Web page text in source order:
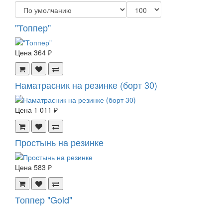
"Топпер"
Цена 364 ₽
Наматрасник на резинке (борт 30)
Цена 1 011 ₽
Простынь на резинке
Цена 583 ₽
Топпер "Gold"